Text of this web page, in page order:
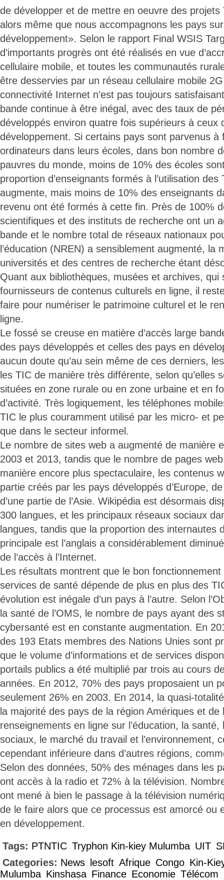
de développer et de mettre en oeuvre des projets
alors même que nous accompagnons les pays
développement». Selon le rapport Final WSIS
d’importants progrès ont été réalisés en vue
cellulaire mobile, et toutes les communautés
être desservies par un réseau cellulaire mobile
connectivité Internet n’est pas toujours
bande continue à être inégal, avec des taux de
développés environ quatre fois supérieurs à ceux
développement. Si certains pays sont parvenus à
ordinateurs dans leurs écoles, dans bon nombre
pauvres du monde, moins de 10% des écoles
proportion d’enseignants formés à l’utilisation des
augmente, mais moins de 10% des enseignants
revenu ont été formés à cette fin. Près de 100%
scientifiques et des instituts de recherche ont un
bande et le nombre total de réseaux nationaux
l’éducation (NREN) a sensiblement augmenté, la
universités et des centres de recherche étant
Quant aux bibliothèques, musées et archives, qui
fournisseurs de contenus culturels en ligne, il
faire pour numériser le patrimoine culturel et le
ligne.
Le fossé se creuse en matière d’accès large
des pays développés et celles des pays en
aucun doute qu’au sein même de ces derniers,
les TIC de manière très différente, selon qu’elles
situées en zone rurale ou en zone urbaine et en
d’activité. Très logiquement, les téléphones
TIC le plus couramment utilisé par les micro- et
que dans le secteur informel.
Le nombre de sites web a augmenté de manière
2003 et 2013, tandis que le nombre de pages
manière encore plus spectaculaire, les contenus
partie créés par les pays développés d’Europe,
d’une partie de l’Asie. Wikipédia est désormais
300 langues, et les principaux réseaux sociaux
langues, tandis que la proportion des internautes
principale est l’anglais a considérablement
de l’accès à l’Internet.
Les résultats montrent que le bon
services de santé dépende de plus en plus des
évolution est inégale d’un pays à l’autre. Selon
la santé de l’OMS, le nombre de pays ayant des
cybersanté est en constante augmentation. En
des 193 Etats membres des Nations Unies sont
que le volume d’informations et de services
portails publics a été multiplié par trois au cours
années. En 2012, 70% des pays proposaient un
seulement 26% en 2003. En 2014, la quasi-
la majorité des pays de la région Amériques et de
renseignements en ligne sur l’éducation, la
sociaux, le marché du travail et l’environnement,
cependant inférieure dans d’autres régions,
Selon des données, 50% des ménages dans les
ont accès à la radio et 72% à la télévision.
ont mené à bien le passage à la télévision
de le faire alors que ce processus est amorcé ou
en développement.
Tags: PTNTIC Tryphon Kin-kiey Mulumba UIT
Categories: News lesoft Afrique Congo Kin-
Mulumba Kinshasa Finance Economie Télécom